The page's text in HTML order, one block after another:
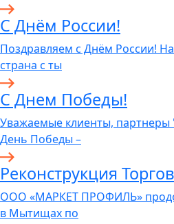
С Днём России!
Поздравляем с Днём России!
страна с ты
С Днем Победы!
Уважаемые клиенты,
День Победы –
Реконструкция
ООО «МАРКЕТ ПРОФИЛЬ»
в Мытищах по